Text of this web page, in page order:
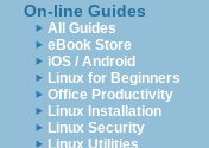
On-line Guides
All Guides
eBook Store
iOS / Android
Linux for Beginners
Office Productivity
Linux Installation
Linux Security
Linux Utilities